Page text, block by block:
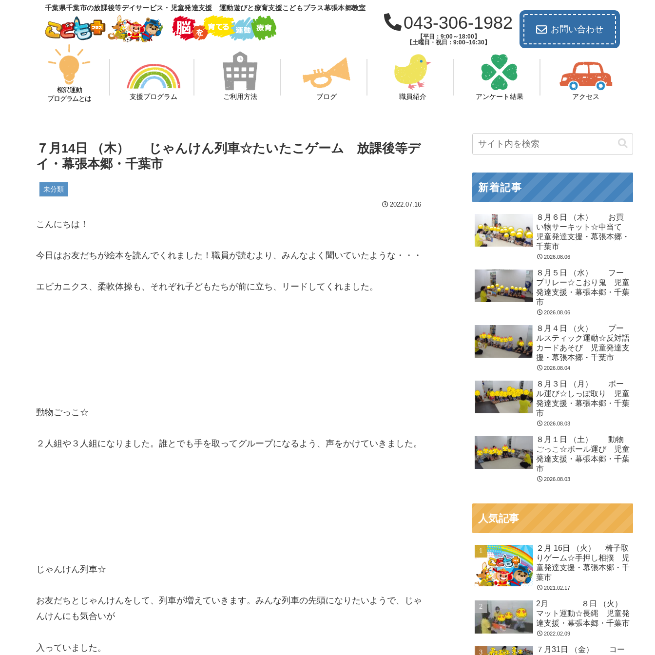
千葉県千葉市の放課後等デイサービス・児童発達支援 運動遊びと療育支援こどもプラス幕張本郷教室
043-306-1982
【平日：9:00～18:00】
【土曜日・祝日：9:00~16:30】
お問い合わせ
柳沢運動
プログラムとは
支援プログラム ご利用方法 ブログ 職員紹介 アンケート結果 アクセス
７月14日 （木） じゃんけん列車☆たいたこゲーム 放課後等デ
イ・幕張本郷・千葉市
未分類
2022.07.16
こんにちは！
今日はお友だちが絵本を読んでくれました！職員が読むより、みんなよく聞いていたような・・・
エビカニクス、柔軟体操も、それぞれ子どもたちが前に立ち、リードしてくれました。
動物ごっこ☆
２人組や３人組になりました。誰とでも手を取ってグループになるよう、声をかけていきました。
じゃんけん列車☆
お友だちとじゃんけんをして、列車が増えていきます。みんな列車の先頭になりたいようで、じゃ
んけんにも気合いが
入っていました。
新着記事
８月６日 （木） お買
い物サーキット☆中当て
児童発達支援・幕張本郷・
千葉市
2026.08.06
８月５日 （水） フー
プリレー☆こおり鬼 児童
発達支援・幕張本郷・千葉
市
2026.08.06
８月４日 （火） プー
ルスティック運動☆反対語
カードあそび 児童発達支
援・幕張本郷・千葉市
2026.08.04
８月３日 （月） ボー
ル運び☆しっぽ取り 児童
発達支援・幕張本郷・千葉
市
2026.08.03
８月１日 （土） 動物
ごっこ☆ボール運び 児童
発達支援・幕張本郷・千葉
市
2026.08.03
人気記事
２月 16日 （火） 椅子取
りゲーム☆手押し相撲 児
童発達支援・幕張本郷・千
葉市
2021.02.17
2月 ８日 （火）
マット運動☆長縄 児童発
達支援・幕張本郷・千葉市
2022.02.09
７月31日 （金） コー